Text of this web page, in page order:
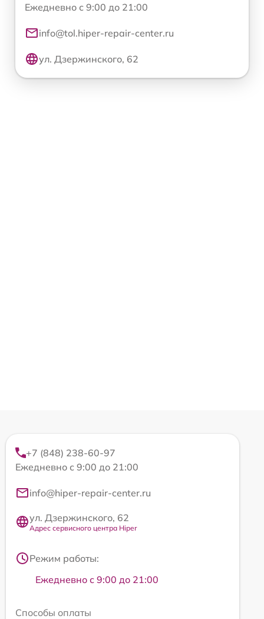
Ежедневно с 9:00 до 21:00
info@tol.hiper-repair-center.ru
ул. Дзержинского, 62
+7 (848) 238-60-97
Ежедневно с 9:00 до 21:00
info@hiper-repair-center.ru
ул. Дзержинского, 62
Адрес сервисного центра Hiper
Режим работы:
Ежедневно с 9:00 до 21:00
Способы оплаты